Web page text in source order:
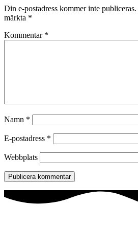
Din e-postadress kommer inte publiceras.
märkta *
Kommentar *
Namn *
E-postadress *
Webbplats